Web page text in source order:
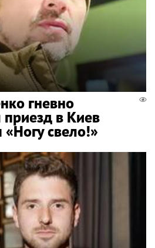
гневно
приезд в Киев
свело!»